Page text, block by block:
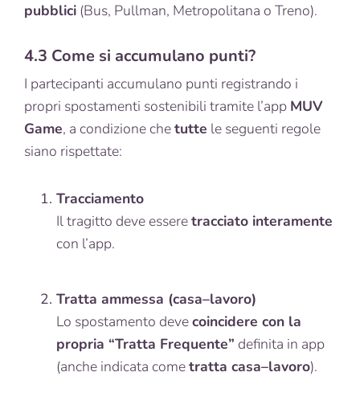
pubblici (Bus, Pullman, Metropolitana o Treno).
4.3 Come si accumulano punti?
I partecipanti accumulano punti registrando i
propri spostamenti sostenibili tramite l’app MUV
Game, a condizione chetutte le seguenti regole
siano rispettate:
Tracciamento
Il tragitto deve esseretracciato interamente
con l’app.
Tratta ammessa (casa–lavoro)
Lo spostamento devecoincidere con la
propria “Tratta Frequente” definita in app
(anche indicata cometratta casa–lavoro).